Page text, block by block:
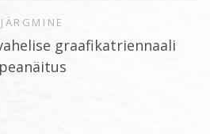
JÄRGMINE
graafikatriennaali
peanäitus